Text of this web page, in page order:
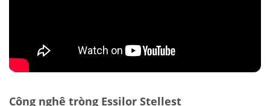
Công nghệ tròng Essilor Stellest